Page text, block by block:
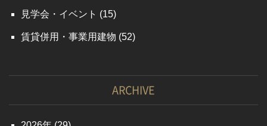
見学会・イベント (15)
賃貸併用・事業用建物 (52)
ARCHIVE